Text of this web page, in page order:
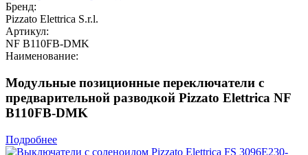
Бренд:
Pizzato Elettrica S.r.l.
Артикул:
NF B110FB-DMK
Наименование:
Модульные позиционные переключатели с
предварительной разводкой Pizzato Elettrica NF
B110FB-DMK
Подробнее